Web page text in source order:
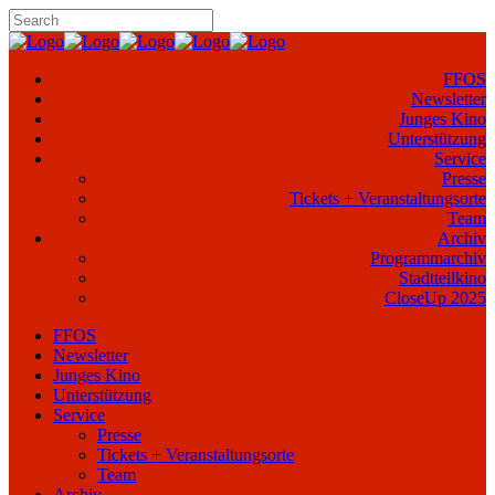
FFOS
Newsletter
Junges Kino
Unterstützung
Service
Presse
Tickets + Veranstaltungsorte
Team
Archiv
Programmarchiv
Stadtteilkino
CloseUp 2025
FFOS
Newsletter
Junges Kino
Unterstützung
Service
Presse
Tickets + Veranstaltungsorte
Team